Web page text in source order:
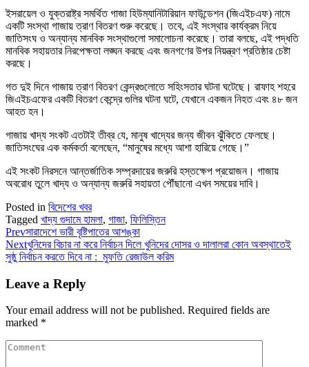
ইসরায়েল ও যুক্তরাষ্ট্র সমর্থিত গাজা হিউম্যানিটারিয়ান ফাউন্ডেশন (জিএইচএফ) নামে
একটি সংস্থা গাজায় ত্রাণ বিতরণ শুরু করেছে। তবে, এই সংস্থার কার্যক্রম নিয়ে
জাতিসংঘ ও অন্যান্য মানবিক সংস্থাগুলো সমালোচনা করেছে। তারা বলছে, এই পদ্ধতি
মানবিক সহায়তার নিরপেক্ষতা লঙ্ঘন করছে এবং জনগণের উপর নিয়ন্ত্রণ প্রতিষ্ঠার চেষ্টা
করছে।
গত দুই দিনে গাজায় ত্রাণ বিতরণ কেন্দ্রগুলোতে সহিংসতার ঘটনা ঘটেছে। রাফাহ শহরে
জিএইচএফের একটি বিতরণ কেন্দ্রে গুলির ঘটনা ঘটে, যেখানে একজন নিহত এবং ৪৮ জন
আহত হন।
গাজায় খাদ্য সংকট এতটাই তীব্র যে, মানুষ খাদ্যের জন্য জীবন ঝুঁকিতে ফেলছে।
জাতিসংঘের এক কর্মকর্তা বলেছেন, “মানুষের মধ্যে আশা হারিয়ে গেছে।”
এই সংকট নিরসনে আন্তর্জাতিক সম্প্রদায়ের জরুরি হস্তক্ষেপ প্রয়োজন। গাজায়
অবরোধ তুলে খাদ্য ও অন্যান্য জরুরি সহায়তা পৌঁছানো এখন সময়ের দাবি।
Posted in বিদেশের খবর
Tagged খাদ্য গুদামে হামলা, গাজা, ফিলিস্তিন
Prevসারাদেশে ভারী বৃষ্টিপাতের আশঙ্কা
Nextখুনিদের বিচার না করে নির্বাচন দিলে খুনিদের দোসর ও দালালরা কোন অবস্থাতেই
সুষ্ঠু নির্বাচন করতে দিবে না : মুফতি রেজাউল করিম
Leave a Reply
Your email address will not be published. Required fields are
marked *